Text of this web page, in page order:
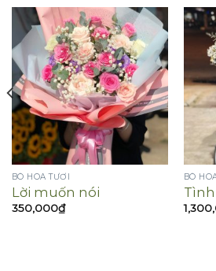
BÓ HOA TƯƠI
Lời muốn nói
350,000₫
BÓ
Tình